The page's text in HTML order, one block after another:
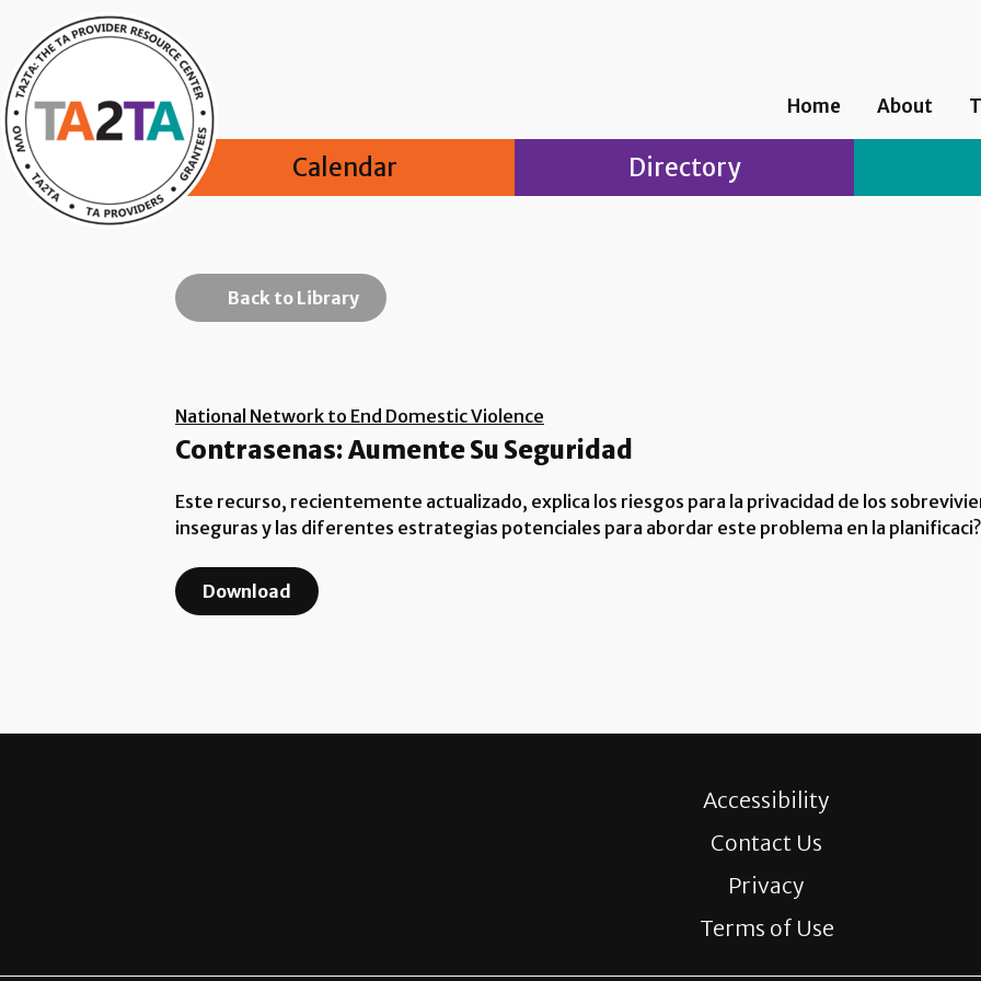
Home About
Calendar Directory
Back to Library
National Network to End Domestic Violence
Contrasenas: Aumente Su Seguridad
Este recurso, recientemente actualizado, explica los riesgos para la privacidad de los
inseguras y las diferentes estrategias potenciales para abordar este problema en la
Download
Accessibility
Contact Us
Privacy
Terms of Use